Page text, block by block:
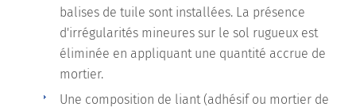
balises de tuile sont installées. La présence
d'irrégularités mineures sur le sol rugueux est
éliminée en appliquant une quantité accrue de
mortier.
Une composition de liant (adhésif ou mortier de